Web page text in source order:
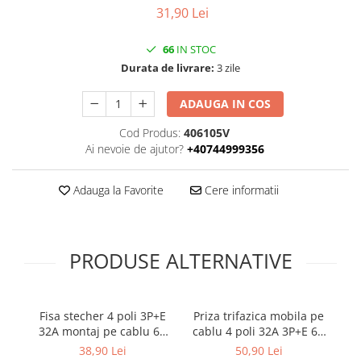
31,90 Lei
66IN STOC
Durata de livrare: 3 zile
ADAUGA IN COS
Cod Produs: 406105V
Ai nevoie de ajutor? +40744999356
Adauga la Favorite Cere informatii
PRODUSE ALTERNATIVE
Fisa stecher 4 poli 3P+E
32A montaj pe cablu 6h
380V IP44 trifazic CEE
38,90 Lei
Priza trifazica mobila pe
cablu 4 poli 32A 3P+E 6h
CEE 380V IP44
50,90 Lei